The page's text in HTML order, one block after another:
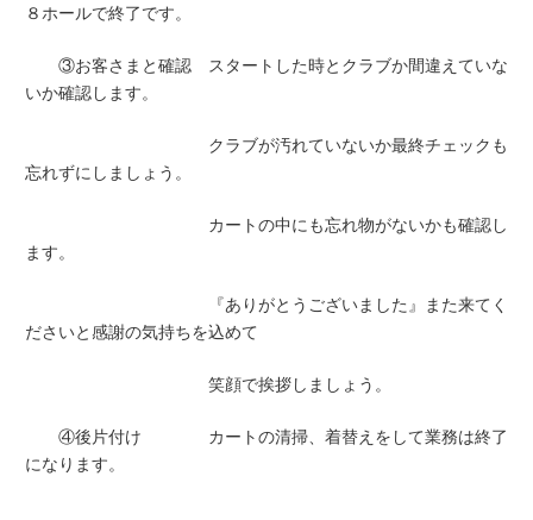
８ホールで終了です。
③お客さまと確認 スタートした時とクラブか間違えていな
いか確認します。
クラブが汚れていないか最終チェックも
忘れずにしましょう。
カートの中にも忘れ物がないかも確認し
ます。
『ありがとうございました』また来てく
ださいと感謝の気持ちを込めて
笑顔で挨拶しましょう。
④後片付け カートの清掃、着替えをして業務は終了
になります。